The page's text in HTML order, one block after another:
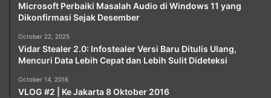
Microsoft Perbaiki Masalah Audio di Windows 11 yang
Dikonfirmasi Sejak Desember
October 22, 2025
Vidar Stealer 2.0: Infostealer Versi Baru Ditulis Ulang,
Mencuri Data Lebih Cepat dan Lebih Sulit Dideteksi
October 14, 2016
VLOG #2 | Ke Jakarta 8 Oktober 2016